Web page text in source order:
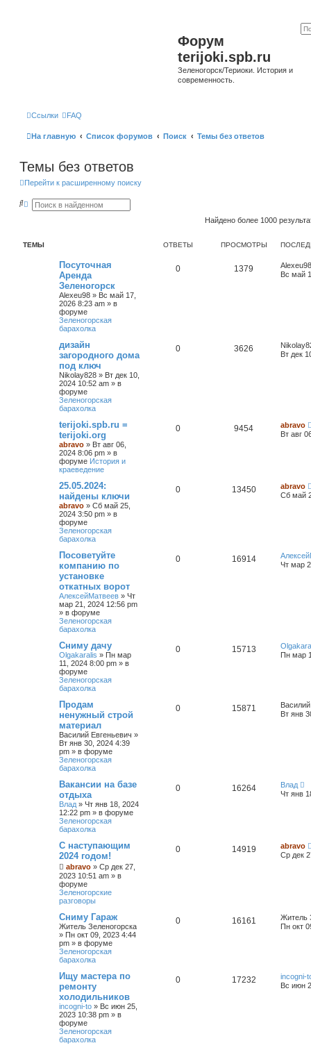
Форум
terijoki.spb.ru
Зеленогорск/Териоки. История и
современность.
Ссылки FAQ
На главную Список форумов Поиск Темы без ответов
Темы без ответов
Перейти к расширенному поиску
П Р
р
Найдено более 1000
ТЕМЫ ОТВЕТЫ ПРОСМОТРЫ
Посуточная
Аренда
Зеленогорск
Alexeu98 » Вс май 17,
2026 8:23 am » в
форуме
Зеленогорская
барахолка
0 1379
Alexeu98
Вс май
дизайн
загородного дома
под ключ
Nikolay828 » Вт дек 10,
2024 10:52 am » в
форуме
Зеленогорская
барахолка
0 3626
Вт дек
terijoki.spb.ru =
terijoki.org
abravo » Вт авг 06,
2024 8:06 pm » в
форуме История и
краеведение
0 9454
abravo
Вт авг
25.05.2024:
найдены ключи
abravo » Сб май 25,
2024 3:50 pm » в
форуме
Зеленогорская
барахолка
0 13450
abravo
Сб май
Посоветуйте
компанию по
установке
откатных ворот
АлексейМатвеев » Чт
мар 21, 2024 12:56 pm
» в форуме
Зеленогорская
барахолка
0 16914
Чт мар
Сниму дачу
Olgakaralis » Пн мар
11, 2024 8:00 pm » в
форуме
Зеленогорская
барахолка
0 15713
Пн мар
Продам
ненужный строй
материал
Василий Евгеньевич »
Вт янв 30, 2024 4:39
pm » в форуме
Зеленогорская
барахолка
0 15871
Вт янв
Вакансии на базе
отдыха
Влад » Чт янв 18, 2024
12:22 pm » в форуме
Зеленогорская
барахолка
0 16264
Влад
Чт янв
С наступающим
2024 годом!
abravo » Ср дек 27,
2023 10:51 am » в
форуме
Зеленогорские
разговоры
0 14919
abravo
Ср дек
Сниму Гараж
Житель Зеленогорска
» Пн окт 09, 2023 4:44
pm » в форуме
Зеленогорская
барахолка
0 16161
Житель
Пн окт
Ищу мастера по
ремонту
холодильников
incogni-to » Вс июн 25,
2023 10:38 pm » в
форуме
Зеленогорская
барахолка
0 17232
incogni-
Вс июн